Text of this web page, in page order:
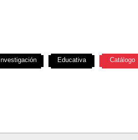
Investigación Educativa Catálogo